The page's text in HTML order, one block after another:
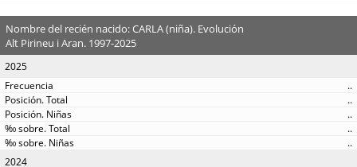
Nombre del recién nacido: CARLA (niña). Evolución
Alt Pirineu i Aran. 1997-2025
2025
..
..
..
..
..
2024